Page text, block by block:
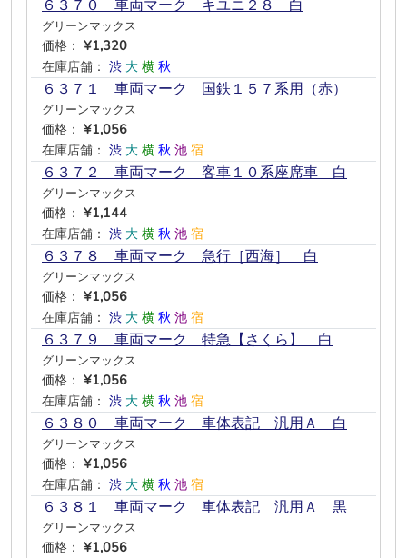
６３７０ 車両マーク キユニ２８ 白
グリーンマックス
価格： ¥1,320
在庫店舗： 渋 大 横 秋
６３７１ 車両マーク 国鉄１５７系用（赤）
グリーンマックス
価格： ¥1,056
在庫店舗： 渋 大 横 秋 池 宿
６３７２ 車両マーク 客車１０系座席車 白
グリーンマックス
価格： ¥1,144
在庫店舗： 渋 大 横 秋 池 宿
６３７８ 車両マーク 急行［西海］ 白
グリーンマックス
価格： ¥1,056
在庫店舗： 渋 大 横 秋 池 宿
６３７９ 車両マーク 特急【さくら】 白
グリーンマックス
価格： ¥1,056
在庫店舗： 渋 大 横 秋 池 宿
６３８０ 車両マーク 車体表記 汎用Ａ 白
グリーンマックス
価格： ¥1,056
在庫店舗： 渋 大 横 秋 池 宿
６３８１ 車両マーク 車体表記 汎用Ａ 黒
グリーンマックス
価格： ¥1,056